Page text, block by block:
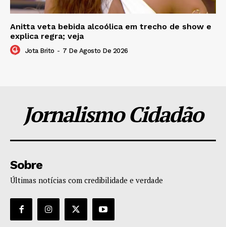
Anitta veta bebida alcoólica em trecho de show e
explica regra; veja
Jota Brito - 7 De Agosto De 2026
Jornalismo Cidadão
Sobre
Últimas notícias com credibilidade e verdade